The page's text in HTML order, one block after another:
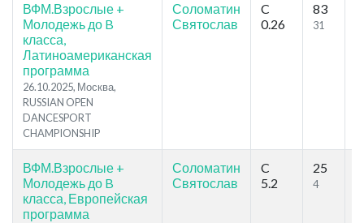
ВФМ.Взрослые +
Молодежь до B
класса,
Латиноамериканская
программа
26.10.2025, Москва,
RUSSIAN OPEN
DANCESPORT
CHAMPIONSHIP
Соломатин
Святослав
C
0.26
83
31
ВФМ.Взрослые +
Молодежь до B
класса, Европейская
программа
Соломатин
Святослав
C
5.2
25
4